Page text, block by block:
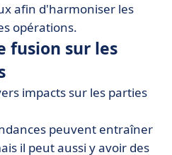
afin d'harmoniser les
opérations.
fusion sur les
impacts sur les parties
peuvent entraîner
il peut aussi y avoir des